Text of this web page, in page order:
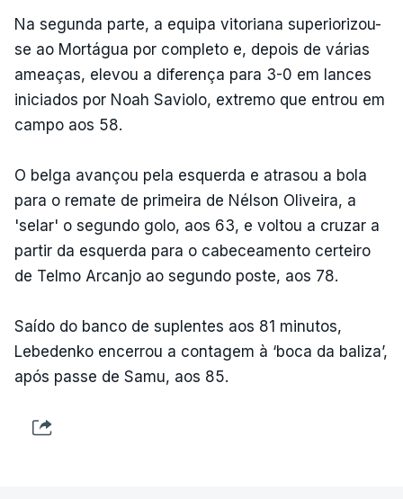
Na segunda parte, a equipa vitoriana superiorizou-
se ao Mortágua por completo e, depois de várias
ameaças, elevou a diferença para 3-0 em lances
iniciados por Noah Saviolo, extremo que entrou em
campo aos 58.
O belga avançou pela esquerda e atrasou a bola
para o remate de primeira de Nélson Oliveira, a
'selar' o segundo golo, aos 63, e voltou a cruzar a
partir da esquerda para o cabeceamento certeiro
de Telmo Arcanjo ao segundo poste, aos 78.
Saído do banco de suplentes aos 81 minutos,
Lebedenko encerrou a contagem à ‘boca da baliza’,
após passe de Samu, aos 85.